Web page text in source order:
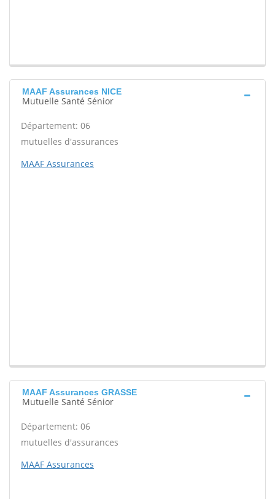
MAAF Assurances NICE
Mutuelle Santé Sénior
Département: 06
mutuelles d'assurances
MAAF Assurances
MAAF Assurances GRASSE
Mutuelle Santé Sénior
Département: 06
mutuelles d'assurances
MAAF Assurances